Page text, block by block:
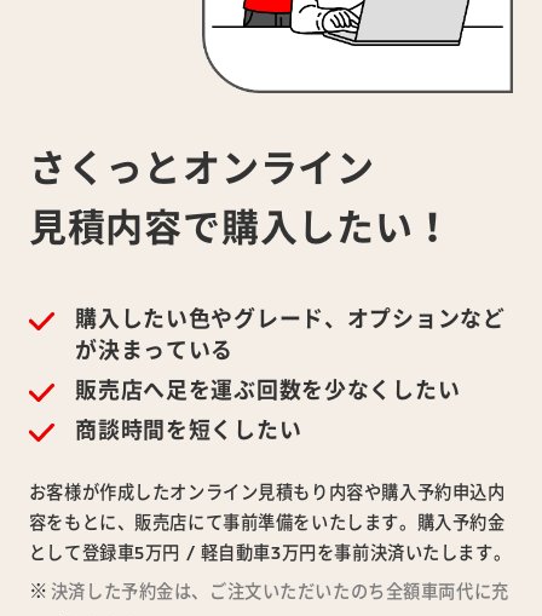
さくっとオンライン
見積内容で購入したい！
購入したい色やグレード、オプションなど
が決まっている
販売店へ足を運ぶ回数を少なくしたい
商談時間を短くしたい
お客様が作成したオンライン見積もり内容や購入予約申込内
容をもとに、販売店にて事前準備をいたします。購入予約金
として登録車5万円 / 軽自動車3万円を事前決済いたします。
決済した予約金は、ご注文いただいたのち全額車両代に充